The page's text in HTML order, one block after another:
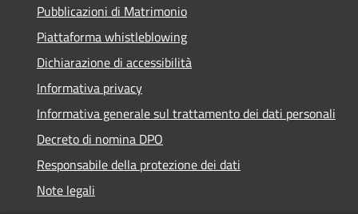
Pubblicazioni di Matrimonio
Piattaforma whistleblowing
Dichiarazione di accessibilità
Informativa privacy
Informativa generale sul trattamento dei dati personali
Decreto di nomina DPO
Responsabile della protezione dei dati
Note legali